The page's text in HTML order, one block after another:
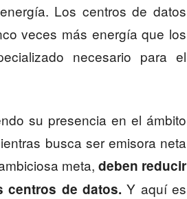
Los centros de datos
veces más energía que los
necesario para el
su presencia en el ámbito
busca ser emisora neta
meta, deben reducir
centros de datos. Y aquí es